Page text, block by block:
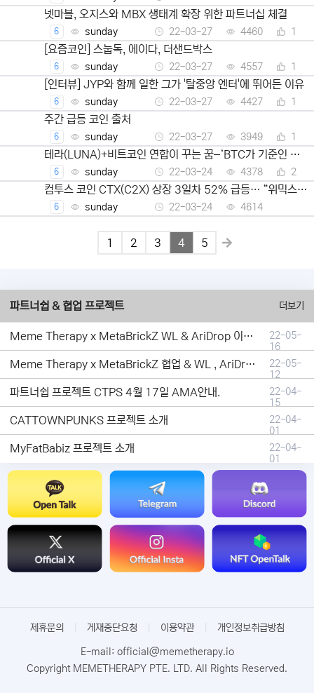
넷마블, 오지스와 MBX 생태계 확장 위한 파트너십 체결
6 sunday 22-03-27 4460 1
[요즘코인] 스눕독, 에이다, 더샌드박스
6 sunday 22-03-27 4557 1
[인터뷰] JYP와 함께 일한 그가 '탈중앙 엔터'에 뛰어든 이유
6 sunday 22-03-27 4427 1
주간 급등 코인 출처
6 sunday 22-03-27 3949 1
테라(LUNA)+비트코인 연합이 꾸는 꿈–‘BTC가 기준인 통
화시대’ 성공할 수 있을까
6 sunday 22-03-24 4378 2
컴투스 코인 CTX(C2X) 상장 3일차 52% 급등… “위믹스·
네오핀과 다른 길 간다”
6 sunday 22-03-24 4614
1 2 3 4 5
파트너쉽 & 협업 프로젝트 더보기
Meme Therapy x MetaBrickZ WL & AriDrop 이벤트 결과안내!
22-05-
16
Meme Therapy x MetaBrickZ 협업 & WL , AriDrop 이벤트 안내
22-05-
12
파트너쉽 프로젝트 CTPS 4월 17일 AMA안내.
22-04-
15
CATTOWNPUNKS 프로젝트 소개
22-04-
01
MyFatBabiz 프로젝트 소개
22-04-
01
제휴문의 게재중단요청 이용약관 개인정보취급방침
E-mail: official@memetherapy.io
Copyright MEMETHERAPY PTE. LTD. All Rights Reserved.